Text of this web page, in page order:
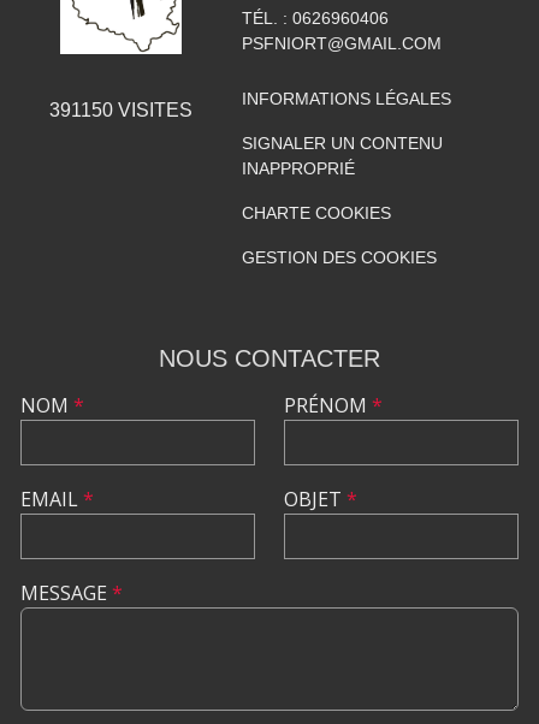
391150VISITES
TÉL. : 0626960406
PSFNIORT@GMAIL.COM
INFORMATIONS LÉGALES
SIGNALER UN CONTENU
INAPPROPRIÉ
CHARTE COOKIES
GESTION DES COOKIES
NOUS CONTACTER
NOM *
EMAIL*
PRÉNOM *
OBJET *
MESSAGE *